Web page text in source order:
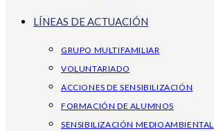
LÍNEAS DE ACTUACIÓN
GRUPO MULTIFAMILIAR
VOLUNTARIADO
ACCIONES DE SENSIBILIZACIÓN
FORMACIÓN DE ALUMNOS
SENSIBILIZACIÓN MEDIOAMBIENTAL